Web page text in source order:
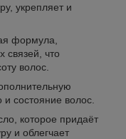
укрепляет и
формула,
что
волос.
состояние волос.
которое придаёт
и облегчает